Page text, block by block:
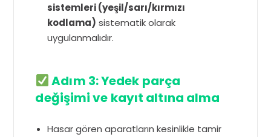
sistemleri (yeşil/sarı/kırmızı
kodlama) sistematik olarak
uygulanmalıdır.
Adım 3: Yedek parça
değişimi ve kayıt altına alma
Hasar gören aparatların kesinlikle tamir